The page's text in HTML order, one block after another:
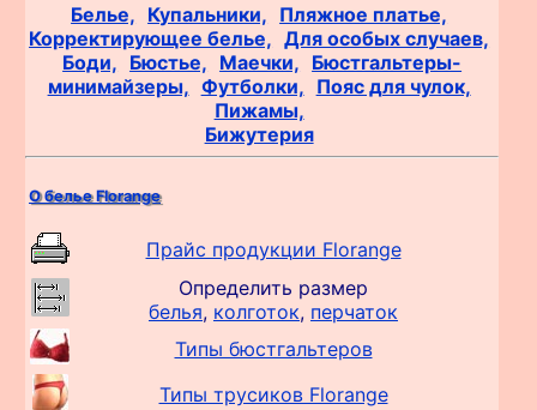
Белье, Купальники, Пляжное платье,
Корректирующее белье, Для особых случаев,
Боди, Бюстье, Маечки, Бюстгальтеры-
минимайзеры, Футболки, Пояс для чулок,
Пижамы,
Бижутерия
О белье Florange
Прайс продукции Florange
Определить размер
белья, колготок, перчаток
Типы бюстгальтеров
Типы трусиков Florange